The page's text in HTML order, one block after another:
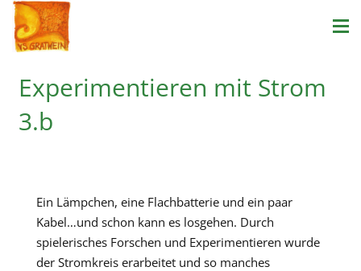
Experimentieren mit Strom
3.b
Ein Lämpchen, eine Flachbatterie und ein paar
Kabel…und schon kann es losgehen. Durch
spielerisches Forschen und Experimentieren wurde
der Stromkreis erarbeitet und so manches